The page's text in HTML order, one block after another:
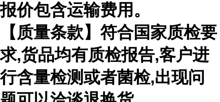
报价包含运输费用。
【质量条款】符合国家质检要
求,货品均有质检报告,客户进
行含量检测或者菌检,出现问